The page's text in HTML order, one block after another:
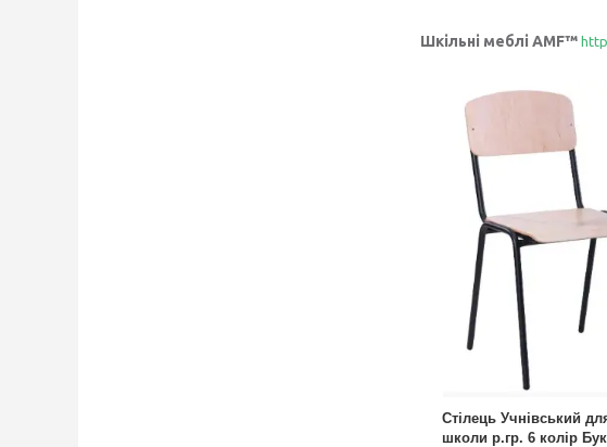
Шкільні меблі AMF™
Стілець Учнівський
школи р.гр. 6 колір Бук